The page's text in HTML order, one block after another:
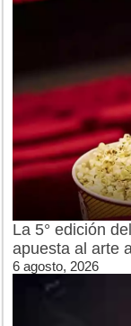
La 5° edición
apuesta al arte
6 agosto, 2026